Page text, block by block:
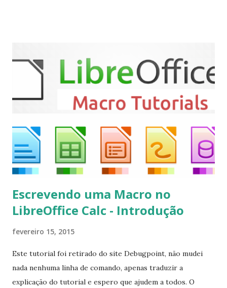
sudo apt-get install kodi Use o comando a seguir para
instalar codecs de áudio e outros complementos,
executando: $ sudo apt-get install --install-suggests
kodi Para remover, execute: $ sudo apt-get remove
Escrevendo uma Macro no
LibreOffice Calc - Introdução
fevereiro 15, 2015
Este tutorial foi retirado do site Debugpoint, não mudei
nada nenhuma linha de comando, apenas traduzir a
explicação do tutorial e espero que ajudem a todos. O